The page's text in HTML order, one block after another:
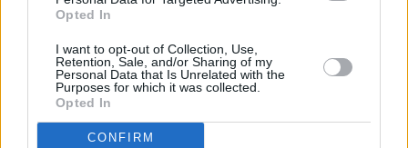
Opted In
I want to opt-out of Collection, Use,
Retention, Sale, and/or Sharing of my
Personal Data that Is Unrelated with the
Purposes for which it was collected.
Opted In
CONFIRM
Mangalia Marseille
Mexico City
Miami